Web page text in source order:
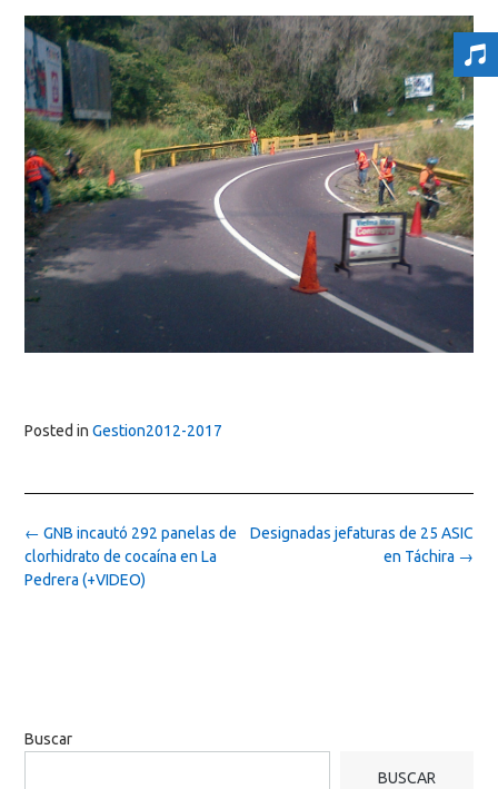
Posted in Gestion2012-2017
Post
navigation
Designadas jefaturas de 25 ASIC
en Táchira →
← GNB incautó 292 panelas de
clorhidrato de cocaína en La
Pedrera (+VIDEO)
Buscar
BUSCAR